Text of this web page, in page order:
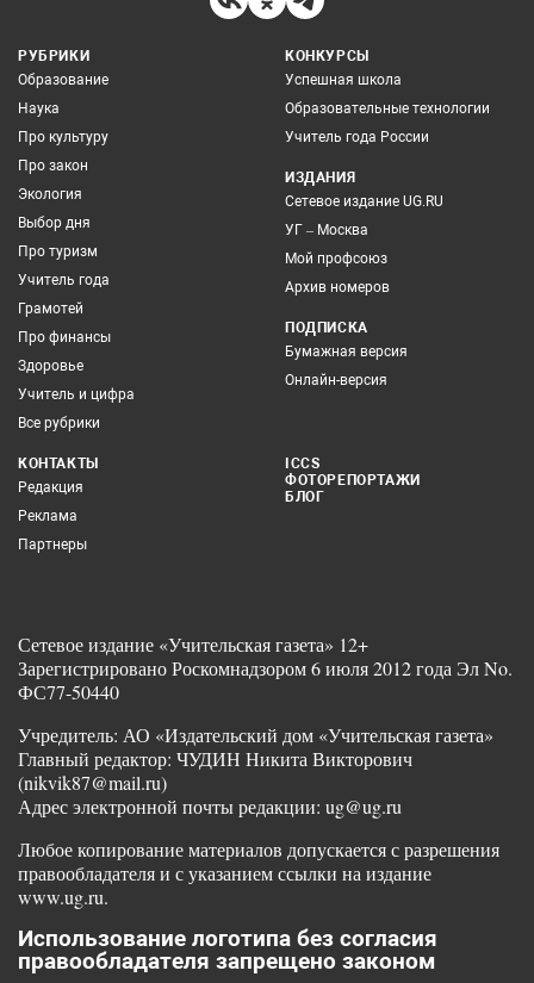
РУБРИКИ
Образование
Наука
Про культуру
Про закон
Экология
Выбор дня
Про туризм
Учитель года
Грамотей
Про финансы
Здоровье
Учитель и цифра
Все рубрики
КОНКУРСЫ
Успешная школа
Образовательные технологии
Учитель года России
ИЗДАНИЯ
Сетевое издание UG.RU
УГ – Москва
Мой профсоюз
Архив номеров
ПОДПИСКА
Бумажная версия
Онлайн-версия
КОНТАКТЫ
Редакция
Реклама
Партнеры
ICCS
ФОТОРЕПОРТАЖИ
БЛОГ
Сетевое издание «Учительская газета» 12+
Зарегистрировано Роскомнадзором 6 июля 2012 года Эл No.
ФС77-50440
Учредитель: АО «Издательский дом «Учительская газета»
Главный редактор: ЧУДИН Никита Викторович
(nikvik87@mail.ru)
Адрес электронной почты редакции: ug@ug.ru
Любое копирование материалов допускается с разрешения
правообладателя и с указанием ссылки на издание
www.ug.ru.
Использование логотипа без согласия
правообладателя запрещено законом